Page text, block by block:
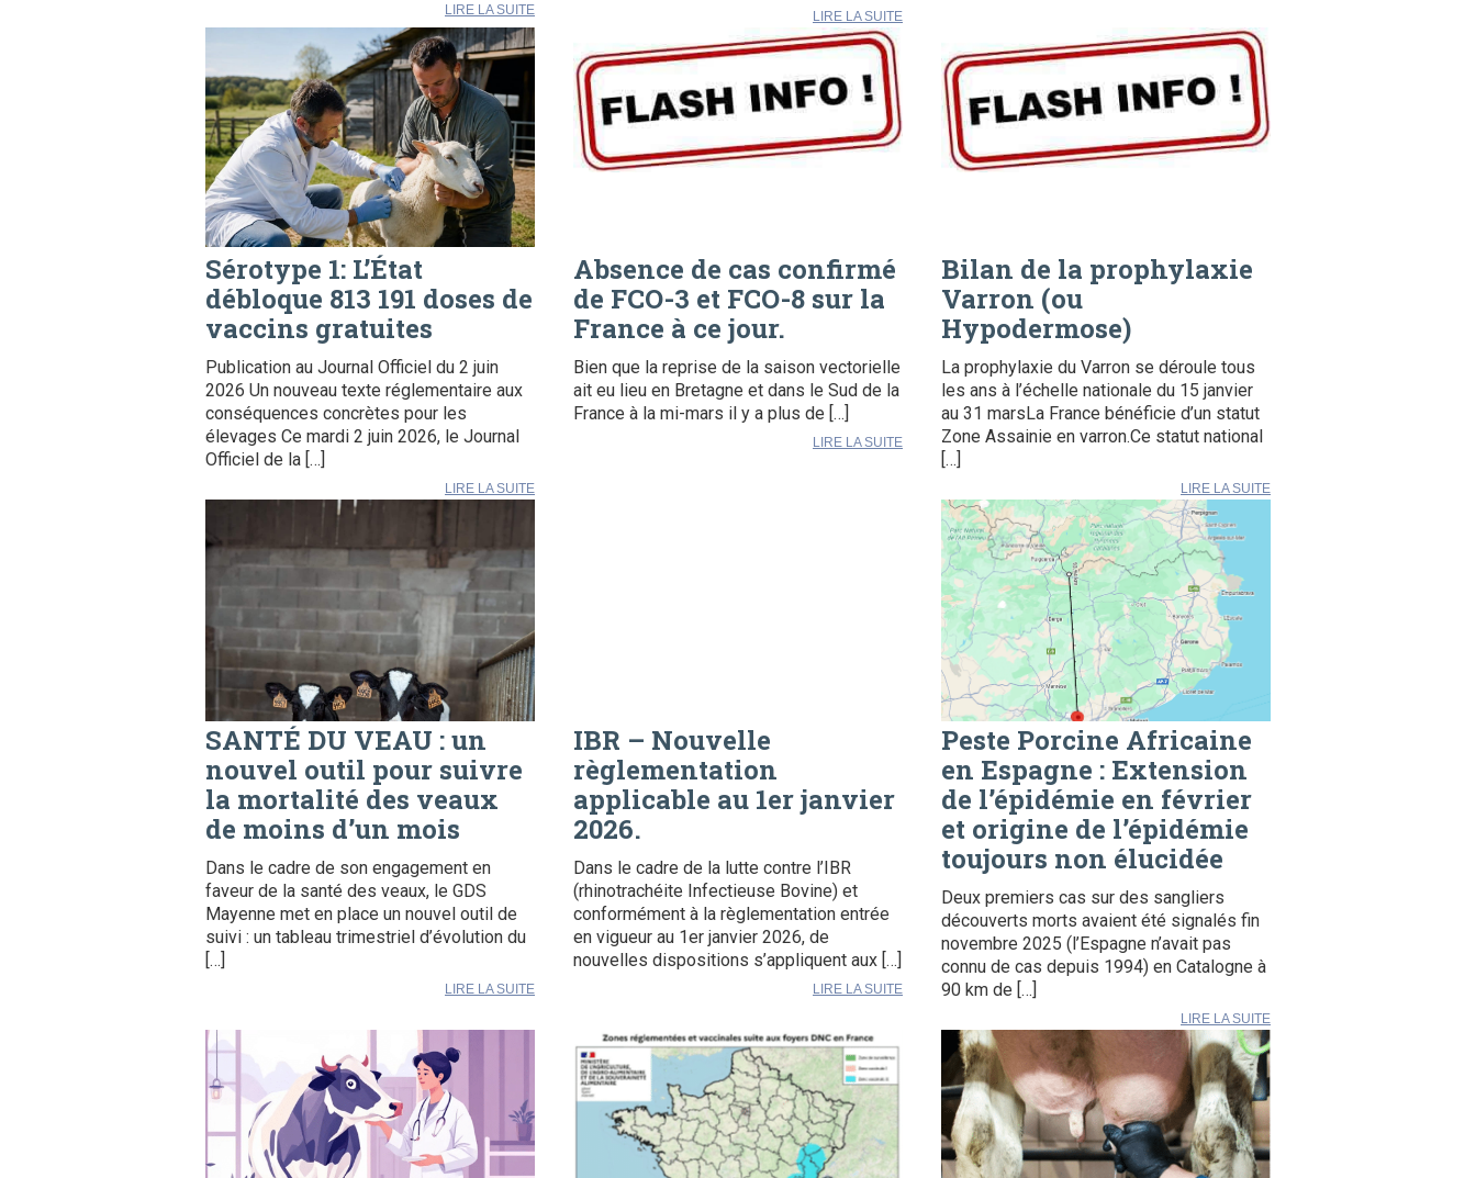
LIRE LA SUITE LIRE LA SUITE
Sérotype 1: L’État
débloque 813 191 doses de
vaccins gratuites
Publication au Journal Officiel du 2 juin
2026 Un nouveau texte réglementaire aux
conséquences concrètes pour les
élevages Ce mardi 2 juin 2026, le Journal
Officiel de la […]
LIRE LA SUITE
Absence de cas confirmé
de FCO-3 et FCO-8 sur la
France à ce jour.
Bien que la reprise de la saison vectorielle
ait eu lieu en Bretagne et dans le Sud de la
France à la mi-mars il y a plus de […]
LIRE LA SUITE
Bilan de la prophylaxie
Varron (ou
Hypodermose)
La prophylaxie du Varron se déroule tous
les ans à l’échelle nationale du 15 janvier
au 31 marsLa France bénéficie d’un statut
Zone Assainie en varron.Ce statut national
[…]
LIRE LA SUITE
SANTÉ DU VEAU : un
nouvel outil pour suivre
la mortalité des veaux
de moins d’un mois
Dans le cadre de son engagement en
faveur de la santé des veaux, le GDS
Mayenne met en place un nouvel outil de
suivi : un tableau trimestriel d’évolution du
[…]
LIRE LA SUITE
IBR – Nouvelle
règlementation
applicable au 1er janvier
2026.
Dans le cadre de la lutte contre l’IBR
(rhinotrachéite Infectieuse Bovine) et
conformément à la règlementation entrée
en vigueur au 1er janvier 2026, de
nouvelles dispositions s’appliquent aux […]
LIRE LA SUITE
Peste Porcine Africaine
en Espagne : Extension
de l’épidémie en février
et origine de l’épidémie
toujours non élucidée
Deux premiers cas sur des sangliers
découverts morts avaient été signalés fin
novembre 2025 (l’Espagne n’avait pas
connu de cas depuis 1994) en Catalogne à
90 km de […]
LIRE LA SUITE